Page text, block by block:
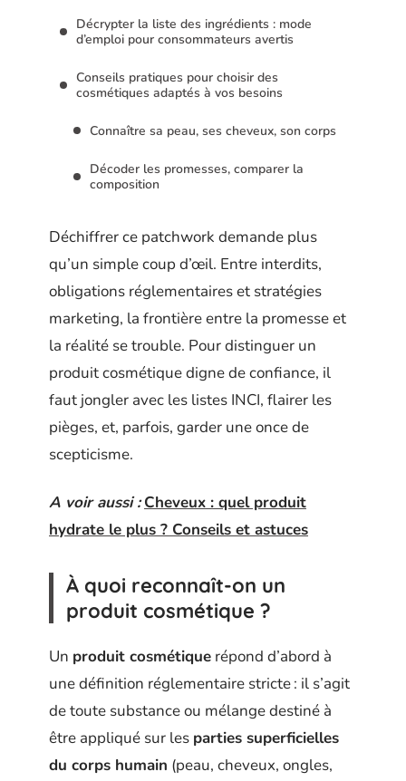
Décrypter la liste des ingrédients : mode
d’emploi pour consommateurs avertis
Conseils pratiques pour choisir des
cosmétiques adaptés à vos besoins
Connaître sa peau, ses cheveux, son corps
Décoder les promesses, comparer la
composition
Déchiffrer ce patchwork demande plus
qu’un simple coup d’œil. Entre interdits,
obligations réglementaires et stratégies
marketing, la frontière entre la promesse et
la réalité se trouble. Pour distinguer un
produit cosmétique digne de confiance, il
faut jongler avec les listes INCI, flairer les
pièges, et, parfois, garder une once de
scepticisme.
A voir aussi : Cheveux : quel produit
hydrate le plus ? Conseils et astuces
À quoi reconnaît-on un
produit cosmétique ?
Un produit cosmétique répond d’abord à
une définition réglementaire stricte : il s’agit
de toute substance ou mélange destiné à
être appliqué sur les parties superficielles
du corps humain (peau, cheveux, ongles,